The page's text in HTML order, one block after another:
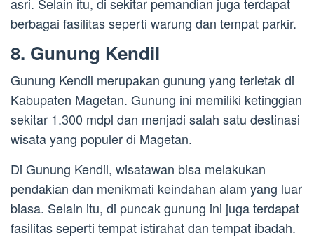
asri. Selain itu, di sekitar pemandian juga terdapat
berbagai fasilitas seperti warung dan tempat parkir.
8. Gunung Kendil
Gunung Kendil merupakan gunung yang terletak di
Kabupaten Magetan. Gunung ini memiliki ketinggian
sekitar 1.300 mdpl dan menjadi salah satu destinasi
wisata yang populer di Magetan.
Di Gunung Kendil, wisatawan bisa melakukan
pendakian dan menikmati keindahan alam yang luar
biasa. Selain itu, di puncak gunung ini juga terdapat
fasilitas seperti tempat istirahat dan tempat ibadah.